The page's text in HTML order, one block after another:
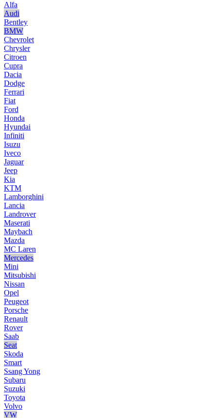
Alfa
Audi
Bentley
BMW
Chevrolet
Chrysler
Citroen
Cupra
Dacia
Dodge
Ferrari
Fiat
Ford
Honda
Hyundai
Infiniti
Isuzu
Iveco
Jaguar
Jeep
Kia
KTM
Lamborghini
Lancia
Landrover
Maserati
Maybach
Mazda
MC Laren
Mercedes
Mini
Mitsubishi
Nissan
Opel
Peugeot
Porsche
Renault
Rover
Saab
Seat
Skoda
Smart
Ssang Yong
Subaru
Suzuki
Toyota
Volvo
VW